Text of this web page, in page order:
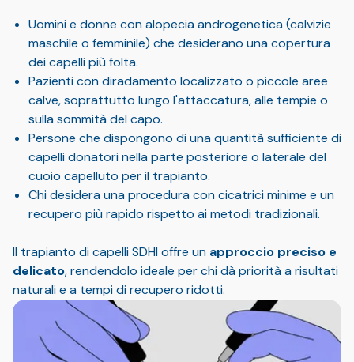
Uomini e donne con alopecia androgenetica (calvizie
maschile o femminile) che desiderano una copertura
dei capelli più folta.
Pazienti con diradamento localizzato o piccole aree
calve, soprattutto lungo l'attaccatura, alle tempie o
sulla sommità del capo.
Persone che dispongono di una quantità sufficiente di
capelli donatori nella parte posteriore o laterale del
cuoio capelluto per il trapianto.
Chi desidera una procedura con cicatrici minime e un
recupero più rapido rispetto ai metodi tradizionali.
Il trapianto di capelli SDHI offre un approccio preciso e
delicato, rendendolo ideale per chi dà priorità a risultati
naturali e a tempi di recupero ridotti.